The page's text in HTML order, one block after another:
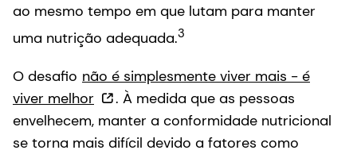
ao mesmo tempo em que lutam para manter
uma nutrição adequada.3
O desafio não é simplesmente viver mais - é
viver melhor
. À medida que as pessoas
envelhecem, manter a conformidade nutricional
se torna mais difícil devido a fatores como